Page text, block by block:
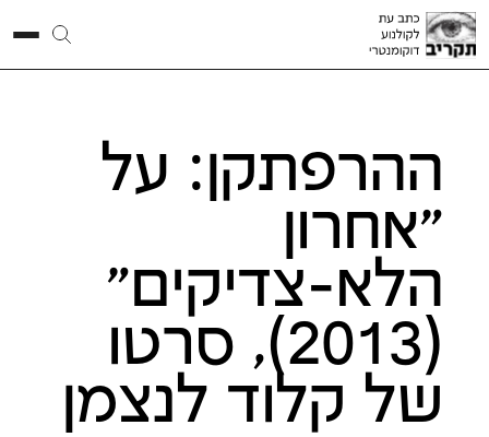
ההרפתקן: על
"אחרון
הלא-צדיקים"
(2013), סרטו
של קלוד לנצמן